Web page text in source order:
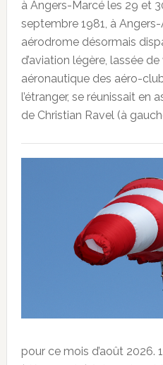
à Angers-Marcé les 29 et
septembre 1981, à
aérodrome désormais
d’aviation légère, lassée
aéronautique des aéro-
l’étranger, se réunissait en
de Christian Ravel (à
pour ce mois d’août 2026.